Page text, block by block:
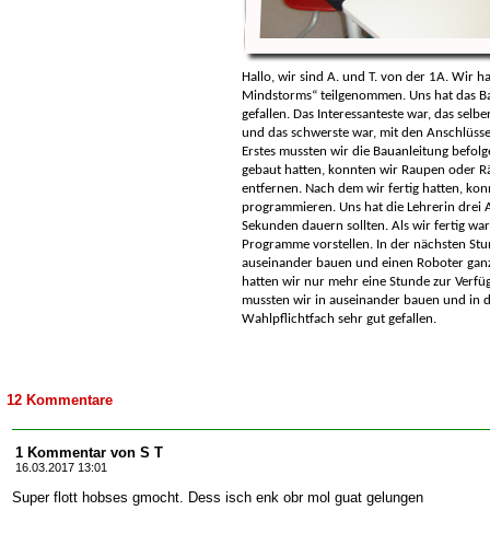
Hallo, wir sind A. und T. von der 1A. Wir
Mindstorms“ teilgenommen. Uns hat das
gefallen. Das Interessanteste war, das
und das schwerste war, mit den
Erstes mussten wir die Bauanleitung
gebaut hatten, konnten wir Raupen oder
entfernen. Nach dem wir fertig hatten,
programmieren. Uns hat die Lehrerin drei
Sekunden dauern sollten. Als wir fertig
Programme vorstellen. In der nächsten
auseinander bauen und einen Roboter
hatten wir nur mehr eine Stunde zur
mussten wir in auseinander bauen und in
Wahlpflichtfach sehr gut gefallen.
12 Kommentare
1 Kommentar von S T
16.03.2017 13:01
Super flott hobses gmocht. Dess isch enk obr mol guat gelungen